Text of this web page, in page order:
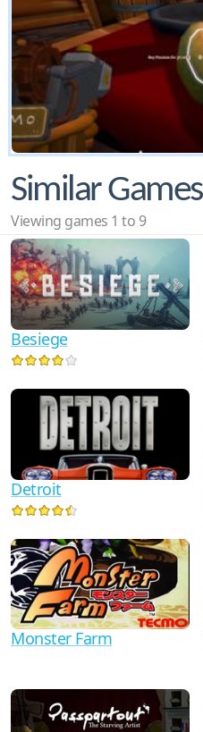
Similar Games
Viewing games 1 to 9
Besiege
Detroit
Monster Farm